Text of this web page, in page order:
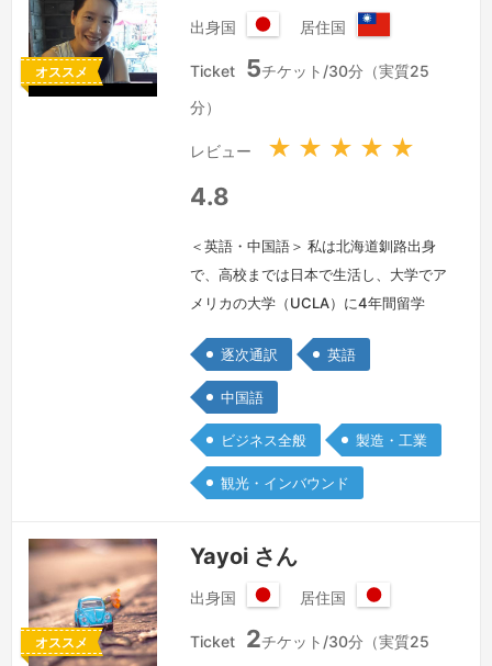
オススメ
出身国
本
居住国
湾
Ticket 5チケット/30分（実質25
分）
レビュー ★ ★ ★ ★ ★
4.8
＜英語・中国語＞ 私は北海道釧路出身
で、高校までは日本で生活し、大学でア
メリカの大学（UCLA）に4年間留学
の後中国語を話せるようになりたいと思
い、台湾に渡り、現地の貿易会社で英・
中・日の通訳として3年間勤務しまし
た。その際には、日本企業様と台湾メー
カー共同での商品開発会議通訳、東京ビ
ックサイトでの展示会通訳、その他ビジ
その後…
続きを見る »
逐次通訳 英語
中国語
ビジネス全般 製造・工業
観光・インバウンド
オススメ
Yayoi さん
出身国
本
居住国
本
Ticket 2チケット/30分（実質25